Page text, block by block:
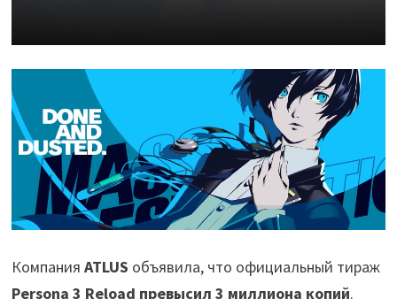
Компания ATLUS объявила, что официальный тираж
Persona 3 Reload превысил 3 миллиона копий.